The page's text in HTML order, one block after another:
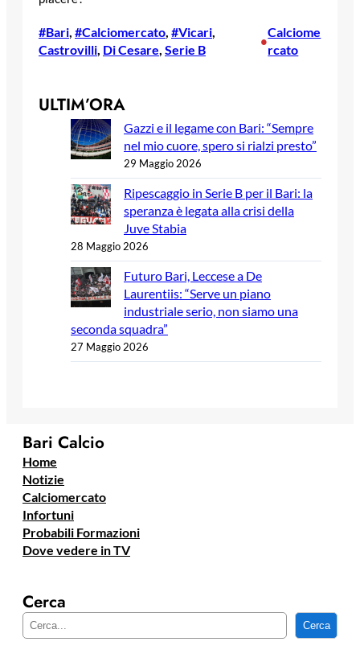
#Bari #Calciomercato #Vicari
Castrovilli Di Cesare Serie B
•
Calciome
rcato
ULTIM’ORA
Gazzi e il legame con Bari: “Sempre
nel mio cuore, spero si rialzi presto”
29 Maggio 2026
Ripescaggio in Serie B per il Bari: la
speranza è legata alla crisi della
Juve Stabia
28 Maggio 2026
Futuro Bari, Leccese a De
Laurentiis: “Serve un piano
industriale serio, non siamo una
seconda squadra”
27 Maggio 2026
Bari Calcio
Home
Notizie
Calciomercato
Infortuni
Probabili Formazioni
Dove vedere in TV
Cerca
e
Cerca